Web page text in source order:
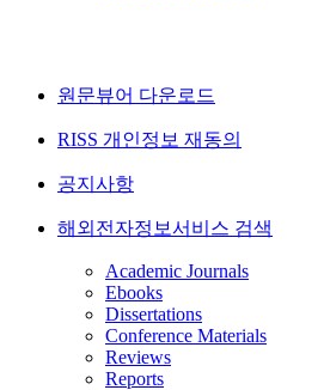
원문뷰어 다운로드
RISS 개인정보 재동의
공지사항
해외전자정보서비스 검색
Academic Journals
Ebooks
Dissertations
Conference Materials
Reviews
Reports